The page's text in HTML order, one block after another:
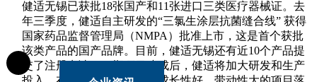
健适无锡已获批18张国产和11张进口三类医疗器械证。去
年三季度，健适自主研发的“三氯生涂层抗菌缝合线” 获得
国家药品监督管理局（NMPA）批准上市，这是首个获批
该类产品的国产品牌。目前，健适无锡还有近10个产品提
交了注册申请。二期项目建成后，健适将加大研发和生产